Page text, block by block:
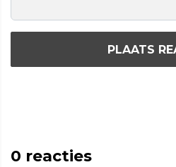
PLAATS
0 reacties